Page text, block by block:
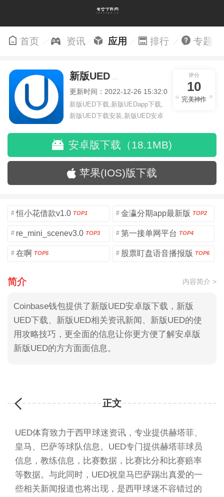
首页 资讯 应用 排行 专题
新版UED
更新时间：2022-12-26 15:32:00
新版UED下载,新版UEDapp下载,
新版UED下载安装,新版UED安卓
评分
10
完美神作
安卓版下载（18.1MB)
苹果(IOS)版下载
# 恒小花借款v1.0 TOP1 # 金瀛分期app最新版 TOP2
# re_mini_scenev3.0 TOP3 # 第一接单网平台 TOP4
# 在啊 TOP5 # 股票盯盘语音播报版 TOP6
简介 内容简介 >
Coinbase钱包提供了新版UED安卓版下载，新版
UED下载、新版UED相关资讯新闻、新版UED的使
用攻略技巧，更全面的信息让你更方便了解安卓版
新版UED的方方面面信息。
正文
UED体育致力于西甲球迷资讯，专业提供赫塔菲、
皇马、巴萨等球队信息。UED专门提供赫塔菲球员
信息，教练信息，比赛数据，比赛比分和比赛赔率
等数据。与此同时，UED祝皇马巴萨踢出真爱的一
些相关新闻报道也将出现，是西甲球迷不容错过的